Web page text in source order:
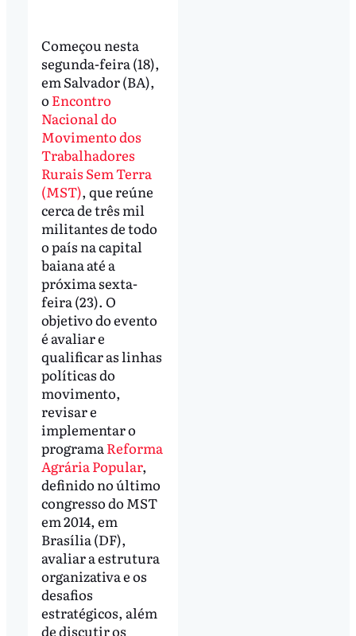
Começou nesta
segunda-feira (18),
em Salvador (BA),
o Encontro
Nacional do
Movimento dos
Trabalhadores
Rurais Sem Terra
(MST), que reúne
cerca de três mil
militantes de todo
o país na capital
baiana até a
próxima sexta-
feira (23). O
objetivo do evento
é avaliar e
qualificar as linhas
políticas do
movimento,
revisar e
implementar o
programa Reforma
Agrária Popular,
definido no último
congresso do MST
em 2014, em
Brasília (DF),
avaliar a estrutura
organizativa e os
desafios
estratégicos, além
de discutir os